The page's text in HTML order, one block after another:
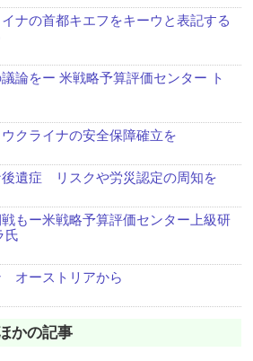
イナの首都キエフをキーウと表記する
論をー 米戦略予算評価センター ト
クライナの安全保障確立を
後遺症 リスクや労災認定の周知を
もー米戦略予算評価センター上級研
氏
オーストリアから
かの記事